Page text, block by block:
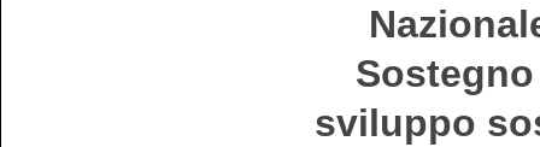
sviluppo